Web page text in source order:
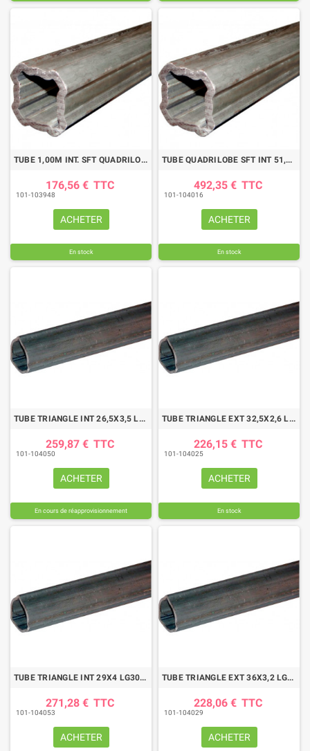
TUBE 1,00M INT. SFT QUADRILOBE 51,2X5 BYPY
176,56 € TTC
101-103948
ACHETER
En stock
TUBE QUADRILOBE SFT INT 51,2X5 LG3000
492,35 € TTC
101-104016
ACHETER
En stock
TUBE TRIANGLE INT 26,5X3,5 LG3000
259,87 € TTC
101-104050
ACHETER
En cours de réapprovisionnement
TUBE TRIANGLE EXT 32,5X2,6 LG3000
226,15 € TTC
101-104025
ACHETER
En stock
TUBE TRIANGLE INT 29X4 LG3000
271,28 € TTC
101-104053
ACHETER
TUBE TRIANGLE EXT 36X3,2 LG3000
228,06 € TTC
101-104029
ACHETER